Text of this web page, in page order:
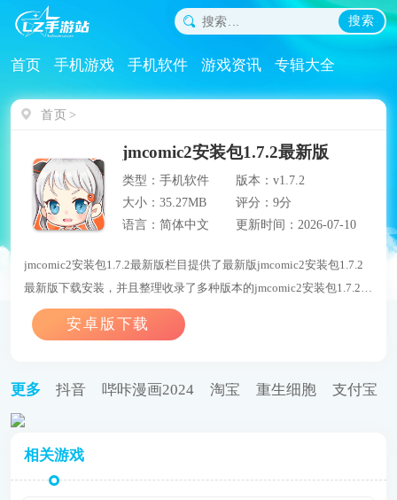
搜索
首页 手机游戏 手机软件 游戏资讯 专辑大全
首页
jmcomic2安装包1.7.2最新版
类型：手机软件
版本：v1.7.2
大小：35.27MB
评分：9分
语言：简体中文
更新时间：2026-07-10
jmcomic2安装包1.7.2最新版栏目提供了最新版jmcomic2安装包1.7.2
最新版下载安装，并且整理收录了多种版本的jmcomic2安装包1.7.2最
新版，同时还给玩家们推荐相同类型的游戏，让用户们能够在这里找
到自己喜欢的游戏。
更多 抖音 哔咔漫画2024 淘宝 重生细胞 支付宝
相关游戏